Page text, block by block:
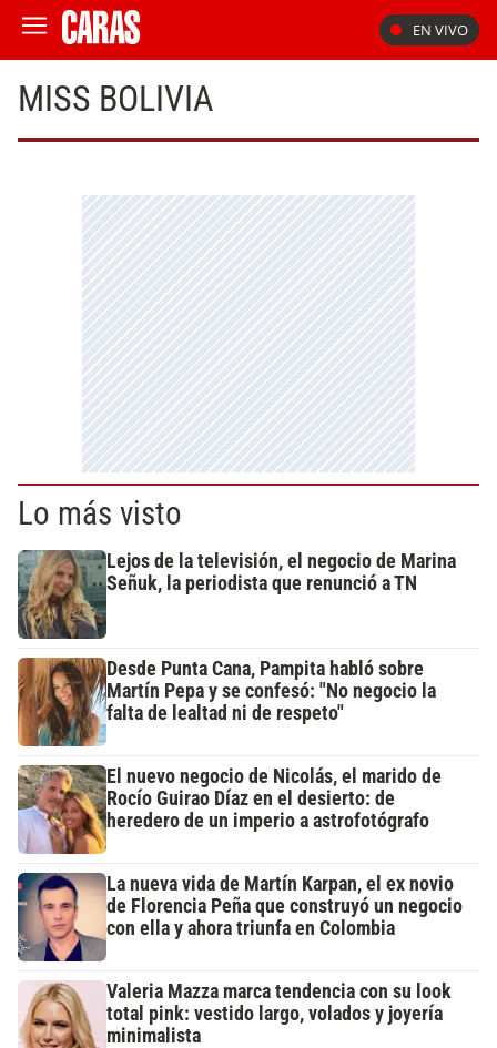
EN VIVO
MISS BOLIVIA
Lo más visto
Lejos de la televisión, el negocio de Marina
Señuk, la periodista que renunció a TN
Desde Punta Cana, Pampita habló sobre
Martín Pepa y se confesó: "No negocio la
falta de lealtad ni de respeto"
El nuevo negocio de Nicolás, el marido de
Rocío Guirao Díaz en el desierto: de
heredero de un imperio a astrofotógrafo
La nueva vida de Martín Karpan, el ex novio
de Florencia Peña que construyó un negocio
con ella y ahora triunfa en Colombia
Valeria Mazza marca tendencia con su look
total pink: vestido largo, volados y joyería
minimalista